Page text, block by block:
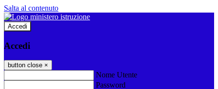
Salta al contenuto
Accedi
Accedi
button close ×
Nome Utente
Password